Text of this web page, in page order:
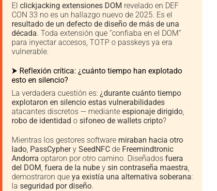
Elclickjacking extensiones DOM revelado en DEF
CON 33 no es un hallazgo nuevo de 2025. Es el
resultado de un defecto de diseño de más de una
década. Toda extensión que “confiaba en el DOM”
para inyectar accesos, TOTP o passkeys ya era
vulnerable.
⮞ Reflexión crítica: ¿cuánto tiempo han explotado
esto en silencio?
La verdadera cuestión es: ¿durante cuánto tiempo
explotaron en silencio estas vulnerabilidades
atacantes discretos — medianteespionaje dirigido
robo de identidad osifoneo de wallets cripto?
Mientras los gestores software miraban hacia otro
lado PassCypherySeedNFC de Freemindtronic
Andorra optaron por otro camino. Diseñadosfuera
del DOM ,fuera de la nube ysin contraseña maestra
demostraron queya existía una alternativa soberana:
laseguridad por diseño.